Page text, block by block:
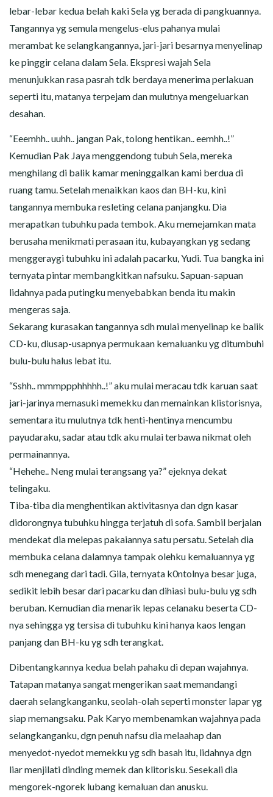
lebar-lebar kedua belah kaki Sela yg berada di pangkuannya.
Tangannya yg semula mengelus-elus pahanya mulai
merambat ke selangkangannya, jari-jari besarnya menyelinap
ke pinggir celana dalam Sela. Ekspresi wajah Sela
menunjukkan rasa pasrah tdk berdaya menerima perlakuan
seperti itu, matanya terpejam dan mulutnya mengeluarkan
desahan.
“Eeemhh.. uuhh.. jangan Pak, tolong hentikan.. eemhh..!”
Kemudian Pak Jaya menggendong tubuh Sela, mereka
menghilang di balik kamar meninggalkan kami berdua di
ruang tamu. Setelah menaikkan kaos dan BH-ku, kini
tangannya membuka resleting celana panjangku. Dia
merapatkan tubuhku pada tembok. Aku memejamkan mata
berusaha menikmati perasaan itu, kubayangkan yg sedang
menggeraygi tubuhku ini adalah pacarku, Yudi. Tua bangka ini
ternyata pintar membangkitkan nafsuku. Sapuan-sapuan
lidahnya pada putingku menyebabkan benda itu makin
mengeras saja.
Sekarang kurasakan tangannya sdh mulai menyelinap ke balik
CD-ku, diusap-usapnya permukaan kemaluanku yg ditumbuhi
bulu-bulu halus lebat itu.
“Sshh.. mmmppphhhhh..!” aku mulai meracau tdk karuan saat
jari-jarinya memasuki memekku dan memainkan klistorisnya,
sementara itu mulutnya tdk henti-hentinya mencumbu
payudaraku, sadar atau tdk aku mulai terbawa nikmat oleh
permainannya.
“Hehehe.. Neng mulai terangsang ya?” ejeknya dekat
telingaku.
Tiba-tiba dia menghentikan aktivitasnya dan dgn kasar
didorongnya tubuhku hingga terjatuh di sofa. Sambil berjalan
mendekat dia melepas pakaiannya satu persatu. Setelah dia
membuka celana dalamnya tampak olehku kemaluannya yg
sdh menegang dari tadi. Gila, ternyata k0ntolnya besar juga,
sedikit lebih besar dari pacarku dan dihiasi bulu-bulu yg sdh
beruban. Kemudian dia menarik lepas celanaku beserta CD-
nya sehingga yg tersisa di tubuhku kini hanya kaos lengan
panjang dan BH-ku yg sdh terangkat.
Dibentangkannya kedua belah pahaku di depan wajahnya.
Tatapan matanya sangat mengerikan saat memandangi
daerah selangkanganku, seolah-olah seperti monster lapar yg
siap memangsaku. Pak Karyo membenamkan wajahnya pada
selangkanganku, dgn penuh nafsu dia melaahap dan
menyedot-nyedot memekku yg sdh basah itu, lidahnya dgn
liar menjilati dinding memek dan klitorisku. Sesekali dia
mengorek-ngorek lubang kemaluan dan anusku.